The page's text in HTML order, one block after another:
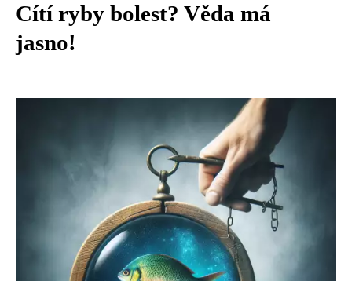
Cítí ryby bolest? Věda má
jasno!